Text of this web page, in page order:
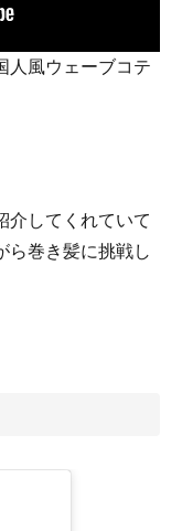
人風ウェーブコテ
介してくれていて
ら巻き髪に挑戦し